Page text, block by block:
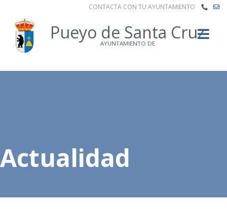
CONTACTA CON TU AYUNTAMIENTO
Pueyo de Santa Cruz
AYUNTAMIENTO DE
Actualidad